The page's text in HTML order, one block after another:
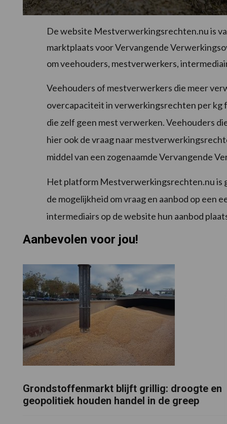
De website Mestverwerkingsrechten.nu is
marktplaats voor Vervangende
om veehouders, mestverwerkers,
Veehouders of mestverwerkers die meer
overcapaciteit in verwerkingsrechten per kg
die zelf geen mest verwerken. Veehouders
hier ook de vraag naar
middel van een zogenaamde Vervangende
Het platform Mestverwerkingsrechten.nu is
de mogelijkheid om vraag en aanbod op een
intermediairs op de website hun aanbod
Aanbevolen voor jou!
Grondstoffenmarkt blijft grillig: droogte en
geopolitiek houden handel in de greep